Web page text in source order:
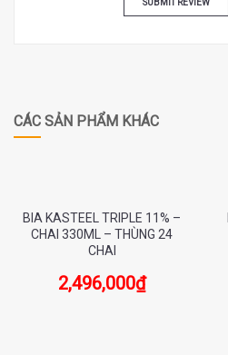
CÁC SẢN PHẨM KHÁC
BIA KASTEEL TRIPLE 11% –
CHAI 330ML – THÙNG 24
CHAI
2,496,000₫